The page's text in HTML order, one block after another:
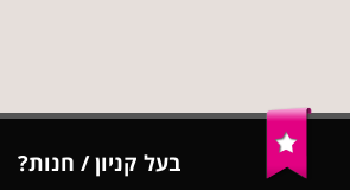
בעל קניון / חנות?